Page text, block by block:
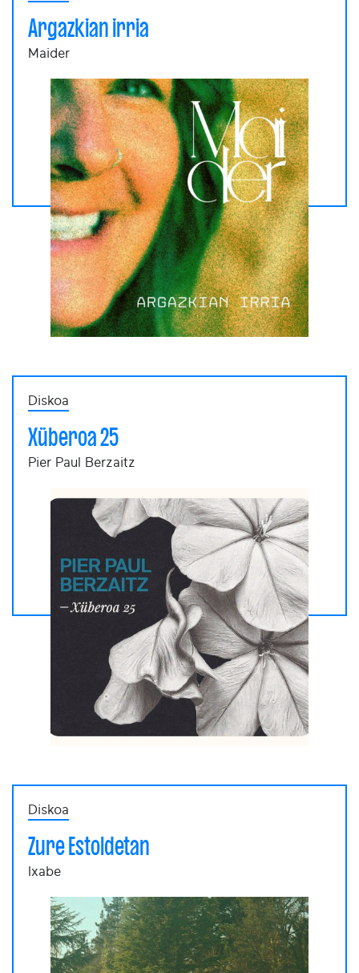
Argazkian irria
Maider
Diskoa
Xüberoa 25
Pier Paul Berzaitz
Diskoa
Zure Estoldetan
Ixabe